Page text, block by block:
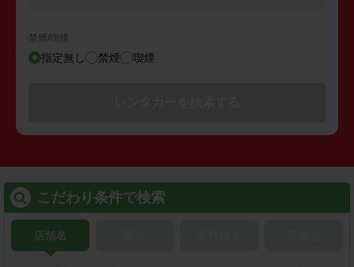
禁煙/喫煙
指定無し 禁煙 喫煙
こだわり条件で検索
店舗名